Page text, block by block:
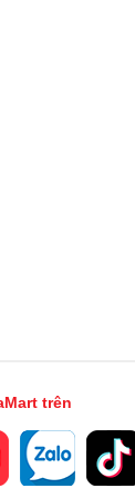
trên